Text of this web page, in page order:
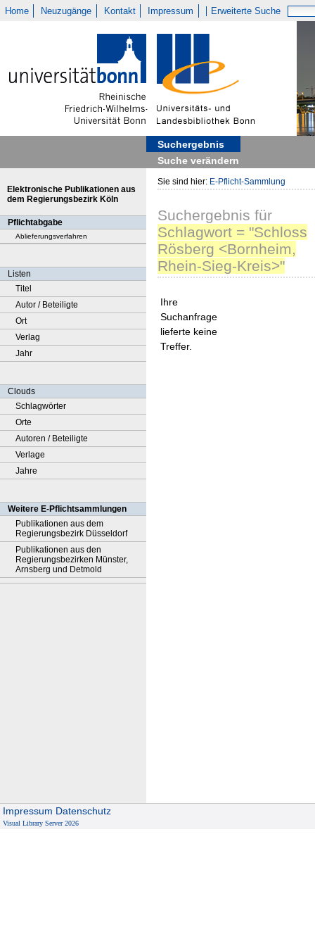
Home Neuzugänge Kontakt Impressum Erweiterte Suche
Suchergebnis
Suche verändern
Elektronische Publikationen aus
dem Regierungsbezirk Köln
Pflichtabgabe
Ablieferungsverfahren
Listen
Titel
Autor / Beteiligte
Ort
Verlag
Jahr
Clouds
Schlagwörter
Orte
Autoren / Beteiligte
Verlage
Jahre
Weitere E-Pflichtsammlungen
Publikationen aus dem
Regierungsbezirk Düsseldorf
Publikationen aus den
Regierungsbezirken Münster,
Arnsberg und Detmold
Sie sind hier: E-Pflicht-Sammlung
Suchergebnis für
Schlagwort = "Schloss
Rösberg <Bornheim,
Rhein-Sieg-Kreis>"
Ihre
Suchanfrage
lieferte keine
Treffer.
Impressum Datenschutz
Visual Library Server 2026